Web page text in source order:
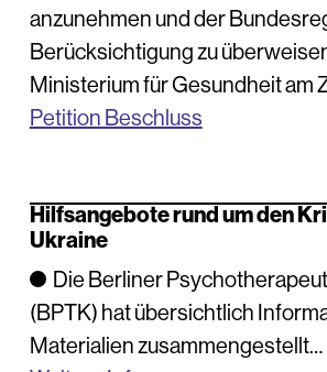
anzunehmen und der
Berücksichtigung zu
Ministerium für Gesundheit am
Petition Beschluss
Hilfsangebote rund um den
Ukraine
Die Berliner
(BPTK) hat übersichtlich
Materialien zusammengestellt…